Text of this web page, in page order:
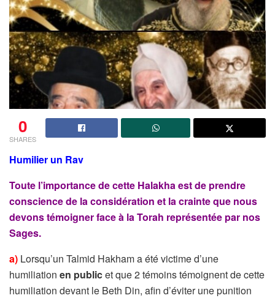
0
SHARES
Humilier un Rav
Toute l’importance de cette Halakha est de prendre
conscience de la considération et la crainte que nous
devons témoigner face à la Torah représentée par nos
Sages.
a) Lorsqu’un Talmid Hakham a été victime d’une
humiliation en publicet que 2 témoins témoignent de cette
humiliation devant le Beth Din, afin d’éviter une punition